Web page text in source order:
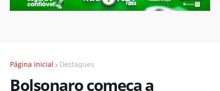
Página inicial Destaques
Bolsonaro começa a